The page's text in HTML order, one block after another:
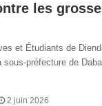
les
et Étudiants de
préfecture de
2 juin 2026